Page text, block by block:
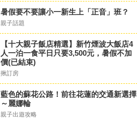
暑假要不要讓小一新生上「正音」班？
親子話題
【十大親子飯店精選】新竹煙波大飯店4
人一泊一食平日只要3,500元，暑假不加
價(已結束)
揪訂房
藍色的蘇花公路！前往花蓮的交通新選擇
～麗娜輪
親子出遊攻略